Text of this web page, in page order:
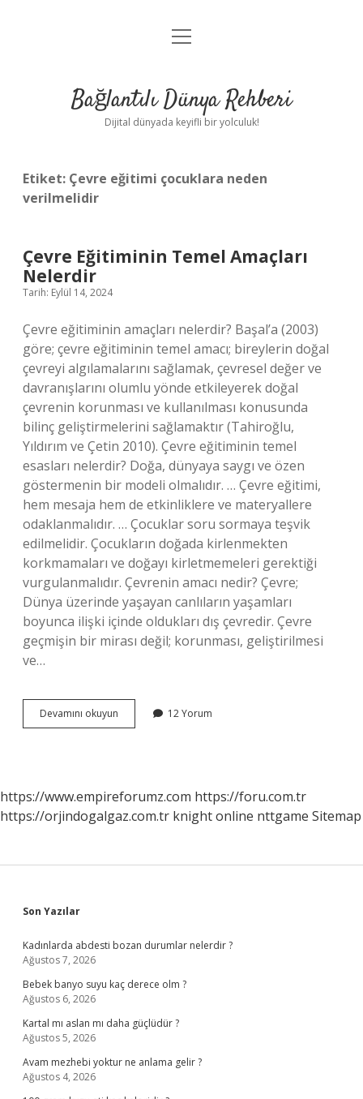
Anasayfa
Yasal Uyarı
menüyü
Bağlantılı Dünya Rehberi
Dijital dünyada keyifli bir yolculuk!
Etiket: Çevre eğitimi çocuklara neden
verilmelidir
Çevre Eğitiminin Temel Amaçları
Nelerdir
Tarih: Eylül 14, 2024
Çevre eğitiminin amaçları nelerdir? Başal’a (2003)
göre; çevre eğitiminin temel amacı; bireylerin doğal
çevreyi algılamalarını sağlamak, çevresel değer ve
davranışlarını olumlu yönde etkileyerek doğal
çevrenin korunması ve kullanılması konusunda
bilinç geliştirmelerini sağlamaktır (Tahiroğlu,
Yıldırım ve Çetin 2010). Çevre eğitiminin temel
esasları nelerdir? Doğa, dünyaya saygı ve özen
göstermenin bir modeli olmalıdır. … Çevre eğitimi,
hem mesaja hem de etkinliklere ve materyallere
odaklanmalıdır. … Çocuklar soru sormaya teşvik
edilmelidir. Çocukların doğada kirlenmekten
korkmamaları ve doğayı kirletmemeleri gerektiği
vurgulanmalıdır. Çevrenin amacı nedir? Çevre;
Dünya üzerinde yaşayan canlıların yaşamları
boyunca ilişki içinde oldukları dış çevredir. Çevre
geçmişin bir mirası değil; korunması, geliştirilmesi
ve…
Devamını okuyun
Eğitiminin
12 Yorum
https://www.empireforumz.com https://foru.com.tr
https://orjindogalgaz.com.tr knight online nttgame Sitemap
Sidebar
Son Yazılar
Kadınlarda abdesti bozan durumlar nelerdir ?
Ağustos 7, 2026
Bebek banyo suyu kaç derece olm ?
Ağustos 6, 2026
Kartal mı aslan mı daha güçlüdür ?
Ağustos 5, 2026
Avam mezhebi yoktur ne anlama gelir ?
Ağustos 4, 2026